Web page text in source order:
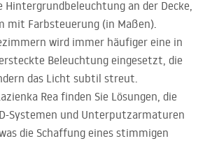
Hintergrundbeleuchtung an der Decke,
mit Farbsteuerung (in Maßen).
wird immer häufiger eine in
Beleuchtung eingesetzt, die
das Licht subtil streut.
Rea finden Sie Lösungen, die
-Systemen und Unterputzarmaturen
die Schaffung eines stimmigen